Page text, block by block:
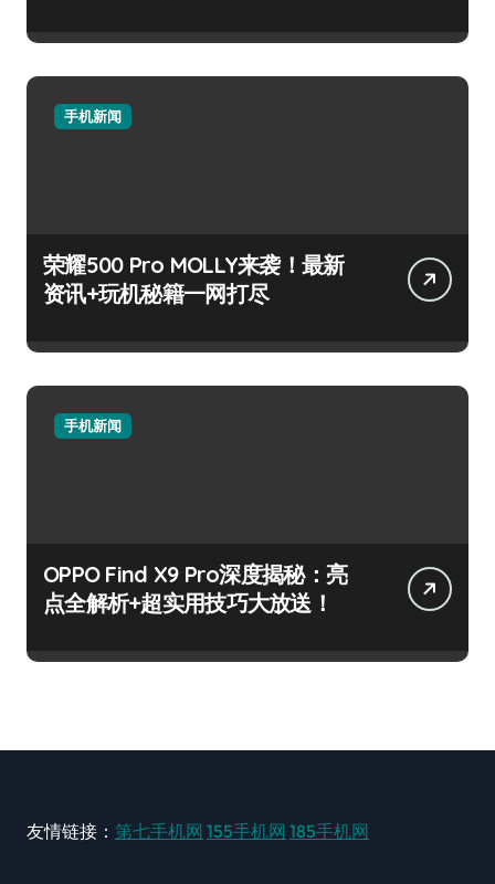
手机新闻
荣耀500 Pro MOLLY来袭！最新
资讯+玩机秘籍一网打尽
手机新闻
OPPO Find X9 Pro深度揭秘：亮
点全解析+超实用技巧大放送！
友情链接： 第七手机网 155手机网 185手机网